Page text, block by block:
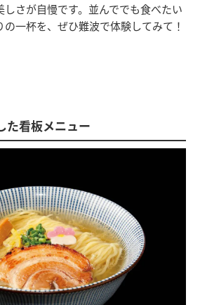
しさが自慢です。並んででも食べたい
一杯を、ぜひ難波で体験してみて！
た看板メニュー